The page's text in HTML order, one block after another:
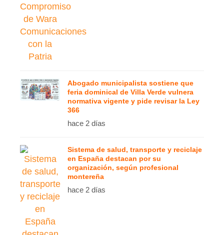
Abogado municipalista sostiene que
feria dominical de Villa Verde vulnera
normativa vigente y pide revisar la Ley
366
hace 2 días
Sistema de salud, transporte y reciclaje
en España destacan por su
organización, según profesional
montereña
hace 2 días